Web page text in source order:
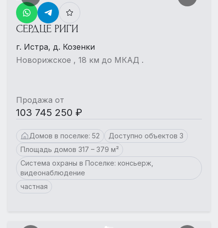
СЕРДЦЕ РИГИ
г. Истра, д. Козенки
Новорижское , 18 км до МКАД .
Продажа от
103 745 250 ₽
Домов в поселке: 52
Доступно объектов 3
Площадь домов 317 – 379 м²
Система охраны в Поселке: консьерж,
видеонаблюдение
частная